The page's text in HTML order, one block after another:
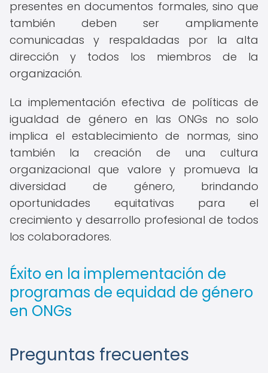
presentes en documentos formales, sino que
también deben ser ampliamente
comunicadas y respaldadas por la alta
dirección y todos los miembros de la
organización.
La implementación efectiva de políticas de
igualdad de género en las ONGs no solo
implica el establecimiento de normas, sino
también la creación de una cultura
organizacional que valore y promueva la
diversidad de género, brindando
oportunidades equitativas para el
crecimiento y desarrollo profesional de todos
los colaboradores.
Éxito en la implementación de
programas de equidad de género
en ONGs
Preguntas frecuentes